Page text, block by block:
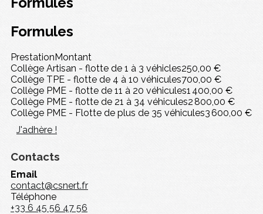
Formules
PrestationMontant
Collège Artisan - flotte de 1 à 3 véhicles250,00 €
Collège TPE - flotte de 4 à 10 véhicules700,00 €
Collège PME - flotte de 11 à 20 véhicules1 400,00 €
Collège PME - flotte de 21 à 34 véhicules2 800,00 €
Collège PME - Flotte de plus de 35 véhicules3 600,00 €
J'adhère !
Contacts
Email
contact@csnert.fr
Téléphone
+33 6 45 56 47 56